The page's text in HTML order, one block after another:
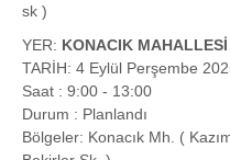
sk )
YER: KONACIK MAHALLESİ
TARİH: 4 Eylül Perşembe
Saat : 9:00 - 13:00
Durum : Planlandı
Bölgeler: Konacık Mh. (